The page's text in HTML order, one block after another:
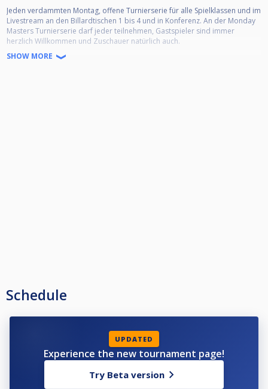
Jeden verdammten Montag, offene Turnierserie für alle Spielklassen und im
Livestream an den Billardtischen 1 bis 4 und in Konferenz. An der Monday
Masters Turnierserie darf jeder teilnehmen, Gastspieler sind immer
herzlich Willkommen und Zuschauer natürlich auch.
Turnierbeginn: 19:00 Uhr, Akkreditierungsfrist: 18:45 Uhr, Einlass zum
Letzten 8 im Einfach-K.O.: Viertelfinale, Halbfinale und Finale auf 5 GWS.
Ausspielziele ab 33 Teilnehmer:
Letzten 16 im Einfach-K.O.: Achtelfinale auf 4 GWS, Viertelfinale, Halbfinale
und Finale auf 5 GWS.
Preisgeldausschüttung bis 19 Teilnehmer:
SHOW MORE
Schedule
UPDATED
Experience the new tournament page!
Try Beta version